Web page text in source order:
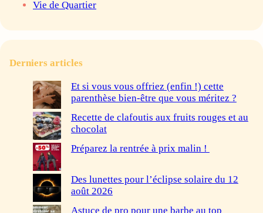
Vie de Quartier
Derniers articles
Et si vous vous offriez (enfin !) cette
parenthèse bien-être que vous méritez ?
Recette de clafoutis aux fruits rouges et au
chocolat
Préparez la rentrée à prix malin !
Des lunettes pour l’éclipse solaire du 12
août 2026
Astuce de pro pour une barbe au top